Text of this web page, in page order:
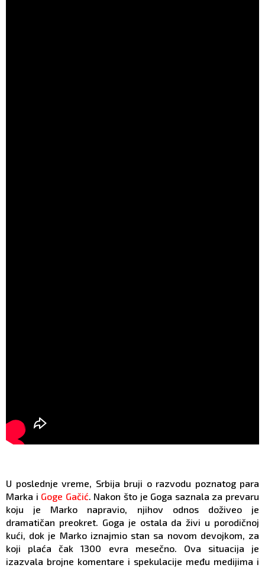
U poslednje vreme, Srbija bruji o razvodu poznatog para
Marka i Goge Gačić. Nakon što je Goga saznala za prevaru
koju je Marko napravio, njihov odnos doživeo je
dramatičan preokret. Goga je ostala da živi u porodičnoj
kući, dok je Marko iznajmio stan sa novom devojkom, za
koji plaća čak 1300 evra mesečno. Ova situacija je
izazvala brojne komentare i spekulacije među medijima i